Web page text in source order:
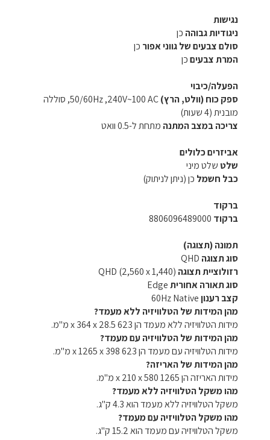
נגישות
ניגודיות גבוהה כן
סולם צבעים של גווני אפור כן
המרת צבעיםכן
הפעלה/כיבוי
ספק כוח (וולט, הרץ)
AC ‏100~240V, ‏50/60Hz, סוללה
מובנית (4 שעות)
צריכה במצב המתנה מתחת ל-0.5 וואט
אביזרים כלולים
שלט שלט מיני
כבל חשמל כן (ניתן לניתוק)
ברקוד
ברקוד
תמונה (תצוגה)
סוג תצוגה
רזולוציית תצוגה
סוג תאורה אחוריתEdge
קצב רענון60Hz Native
מהן המידות של הטלוויזיה ללא מעמד?
מידות הטלוויזיה ללא מעמד הן 623 x 364 x 28.5 מ"מ.
מהן המידות של הטלוויזיה עם מעמד?
מידות הטלוויזיה עם מעמד הן 623 x 1265 x 398 מ"מ.
מהן המידות של האריזה?
מידות האריזה הן 1265 x 210 x 580 מ"מ.
מהו משקל הטלוויזיה ללא מעמד?
משקל הטלוויזיה ללא מעמד הוא 4.3 ק"ג.
מהו משקל הטלוויזיה עם מעמד?
משקל הטלוויזיה עם מעמד הוא 15.2 ק"ג.